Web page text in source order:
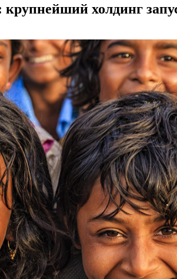
холдинг